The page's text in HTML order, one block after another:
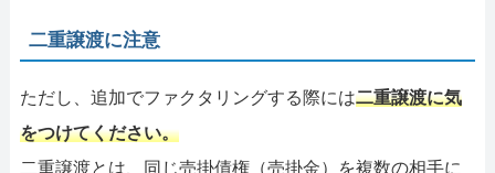
二重譲渡に注意
ただし、追加でファクタリングする際には二重譲渡に気
をつけてください。
二重譲渡とは、同じ売掛債権（売掛金）を複数の相手に